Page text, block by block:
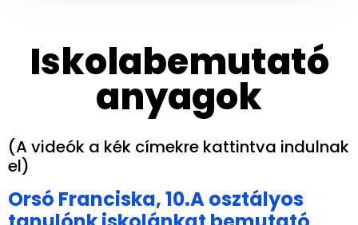
Iskolabemutató
anyagok
(A videók a kék címekre kattintva indulnak
el)
Orsó Franciska, 10.A osztályos